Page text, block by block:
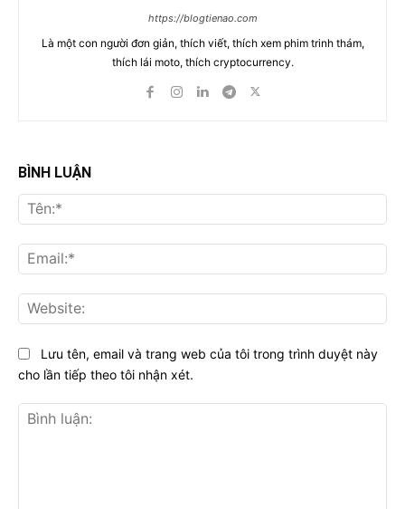
https://blogtienao.com
Là một con người đơn giản, thích viết, thích xem phim trinh thám,
thích lái moto, thích cryptocurrency.
BÌNH LUẬN
Lưu tên, email và trang web của tôi trong trình duyệt này
cho lần tiếp theo tôi nhận xét.